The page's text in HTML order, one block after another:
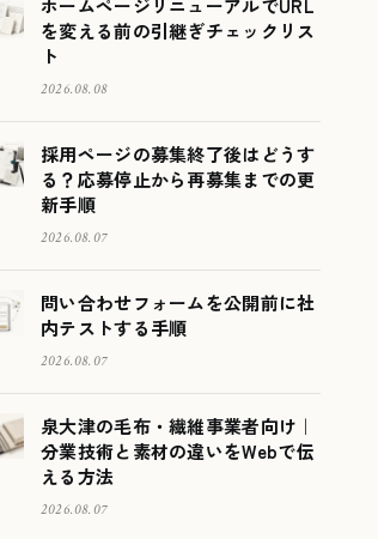
を変える前の引継ぎチェックリス
ト
2026.08.08
採用ページの募集終了後はどうす
る？応募停止から再募集までの更
新手順
2026.08.07
問い合わせフォームを公開前に社
内テストする手順
2026.08.07
泉大津の毛布・繊維事業者向け｜
分業技術と素材の違いをWebで伝
える方法
2026.08.07